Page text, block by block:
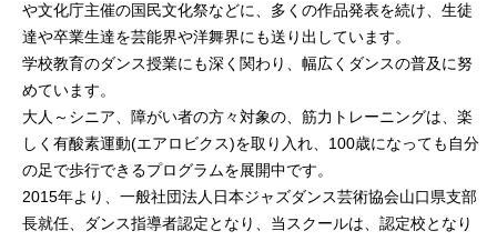
や文化庁主催の国民文化祭などに、多くの作品発表を続け、生徒
達や卒業生達を芸能界や洋舞界にも送り出しています。
学校教育のダンス授業にも深く関わり、幅広くダンスの普及に努
めています。
大人～シニア、障がい者の方々対象の、筋力トレーニングは、楽
しく有酸素運動(エアロビクス)を取り入れ、100歳になっても自分
の足で歩行できるプログラムを展開中です。
2015年より、一般社団法人日本ジャズダンス芸術協会山口県支部
長就任、ダンス指導者認定となり、当スクールは、認定校となり